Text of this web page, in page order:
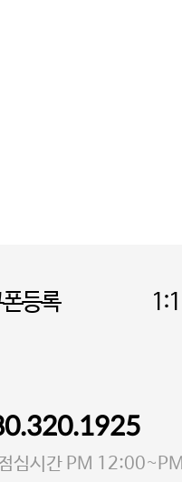
등록
보관리책임자 김상현
포대로4다길 41 마포
심시간 PM